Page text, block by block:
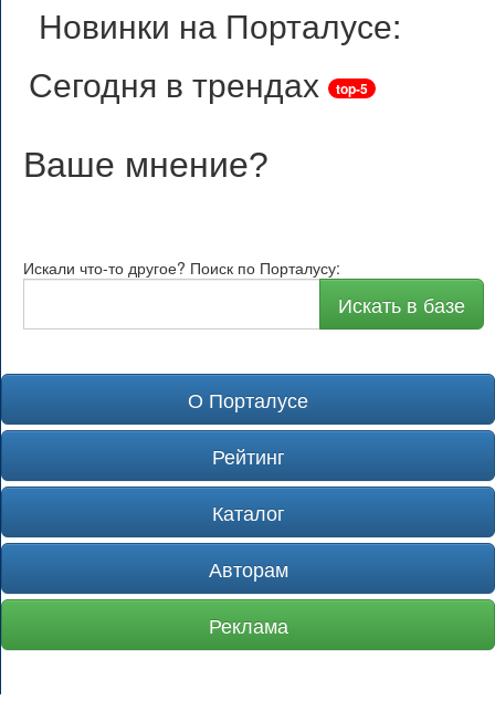
Новинки на Порталусе:
Сегодня в трендах
top-5
Ваше мнение?
Искали что-то другое? Поиск по Порталусу:
Искать в базе
О Порталусе
Рейтинг
Каталог
Авторам
Реклама